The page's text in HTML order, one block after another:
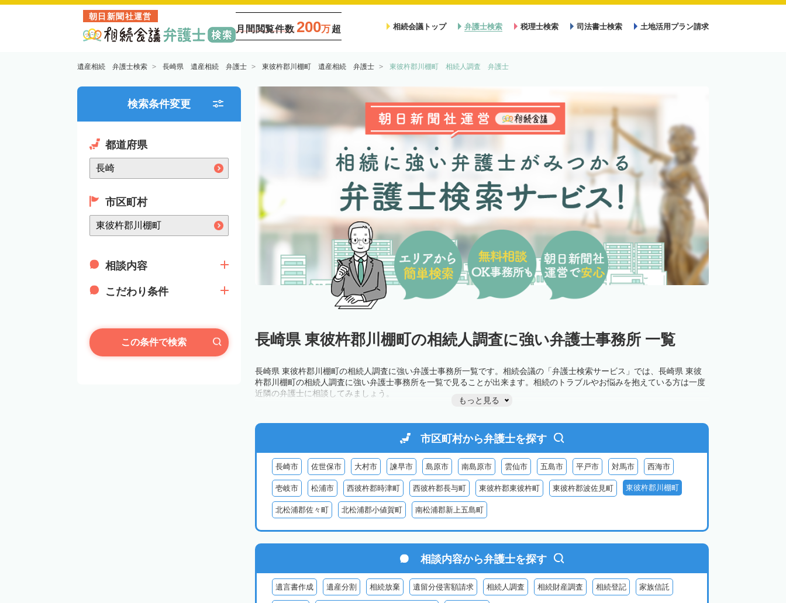
朝日新聞社運営
月間閲覧件数 200万超 相続会議トップ 弁護士検索 税理士検索 司法書士検索 土地活用プラン請求
遺産相続 弁護士検索 長崎県 遺産相続 弁護士 東彼杵郡川棚町 遺産相続 弁護士 東彼杵郡川棚町 相続人調査 弁護士
検索条件変更
都道府県
市区町村
相談内容
こだわり条件
この条件で検索 長崎県 東彼杵郡川棚町の相続人調査に強い弁護士事務所 一覧
長崎県 東彼杵郡川棚町の相続人調査に強い弁護士事務所一覧です。相続会議の「弁護士検索サービス」では、長崎県 東彼
杵郡川棚町の相続人調査に強い弁護士事務所を一覧で見ることが出来ます。相続のトラブルやお悩みを抱えている方は一度
近隣の弁護士に相談してみましょう。
もっと見る
市区町村から弁護士を探す
長崎市 佐世保市 大村市 諫早市 島原市 南島原市 雲仙市 五島市 平戸市 対馬市 西海市
壱岐市 松浦市 西彼杵郡時津町 西彼杵郡長与町 東彼杵郡東彼杵町 東彼杵郡波佐見町 東彼杵郡川棚町
北松浦郡佐々町 北松浦郡小値賀町 南松浦郡新上五島町
相談内容から弁護士を探す
遺言書作成 遺産分割 相続放棄 遺留分侵害額請求 相続人調査 相続財産調査 相続登記 家族信託